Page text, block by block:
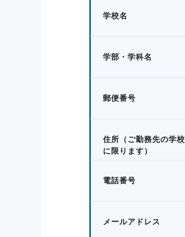
学校名
学部・学科名
郵便番号
住所 （ご勤務先の学校
に限ります）
電話番号
メールアドレス